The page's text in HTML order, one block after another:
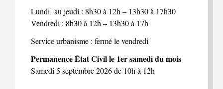
Lundi au jeudi : 8h30 à 12h – 13h30 à 17h30
Vendredi : 8h30 à 12h – 13h30 à 17h
Service urbanisme : fermé le vendredi
Permanence État Civil le 1er samedi du mois
Samedi 5 septembre 2026 de 10h à 12h